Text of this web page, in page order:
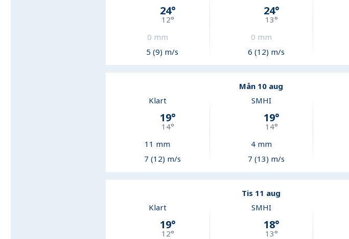
24°
12°
0 mm
5 (9) m/s
24°
13°
0 mm
6 (12) m/s
Mån 10 aug
Klart
19°
14°
11 mm
7 (12) m/s
SMHI
19°
14°
4 mm
7 (13) m/s
Tis 11 aug
Klart
19°
12°
SMHI
18°
13°